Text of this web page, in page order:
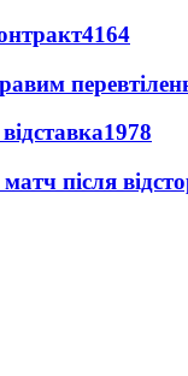
4164
1978
після